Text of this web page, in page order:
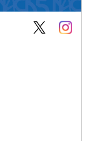
Twitter